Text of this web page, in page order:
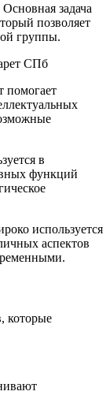
задача
позволяет
группы.
помогает
в
функций
используется
аспектов
которые